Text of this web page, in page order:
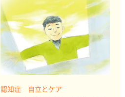
認知症 自立とケア